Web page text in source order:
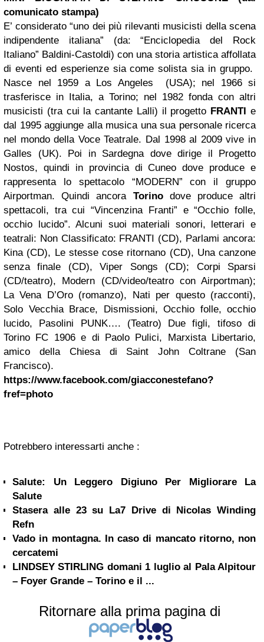
comunicato stampa)
E’ considerato “uno dei più rilevanti musicisti della scena
indipendente italiana” (da: “Enciclopedia del Rock
Italiano” Baldini-Castoldi) con una storia artistica affollata
di eventi ed esperienze sia come solista sia in gruppo.
Nasce nel 1959 a Los Angeles (USA); nel 1966 si
trasferisce in Italia, a Torino; nel 1982 fonda con altri
musicisti (tra cui la cantante Lalli) il progetto FRANTI e
dal 1995 aggiunge alla musica una sua personale ricerca
nel mondo della Voce Teatrale. Dal 1998 al 2009 vive in
Galles (UK). Poi in Sardegna dove dirige il Progetto
Nostos, quindi in provincia di Cuneo dove produce e
rappresenta lo spettacolo “MODERN” con il gruppo
Airportman. Quindi ancora Torinodove produce altri
spettacoli, tra cui “Vincenzina Franti” e “Occhio folle,
occhio lucido”. Alcuni suoi materiali sonori, letterari e
teatrali: Non Classificato: FRANTI (CD), Parlami ancora:
Kina (CD), Le stesse cose ritornano (CD), Una canzone
senza finale (CD), Viper Songs (CD); Corpi Sparsi
(CD/teatro), Modern (CD/video/teatro con Airportman);
La Vena D’Oro (romanzo), Nati per questo (racconti),
Solo Vecchia Brace, Dismissioni, Occhio folle, occhio
lucido, Pasolini PUNK…. (Teatro) Due figli, tifoso di
Torino FC 1906 e di Paolo Pulici, Marxista Libertario,
amico della Chiesa di Saint John Coltrane (San
Francisco).
https://www.facebook.com/giacconestefano?
fref=photo
Potrebbero interessarti anche :
Salute: Un Leggero Digiuno Per Migliorare La
Salute
Stasera alle 23 su La7 Drive di Nicolas Winding
Refn
Vado in montagna. In caso di mancato ritorno, non
cercatemi
LINDSEY STIRLING domani 1 luglio al Pala Alpitour
– Foyer Grande – Torino e il ...
Ritornare alla prima pagina di